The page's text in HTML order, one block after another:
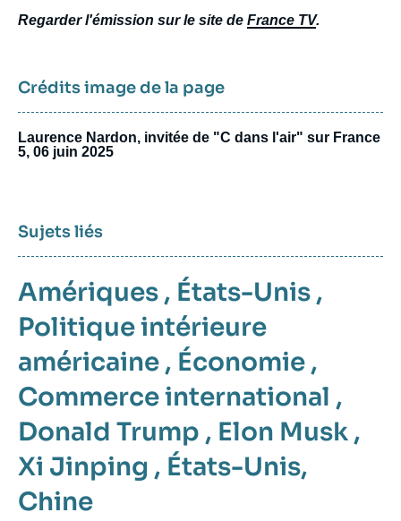
Regarder l'émission sur le site de France TV.
Crédits image de la page
Laurence Nardon, invitée de "C dans l'air" sur France
5, 06 juin 2025
Sujets liés
Amériques , États-Unis ,
Politique intérieure
américaine , Économie ,
Commerce international ,
Donald Trump , Elon Musk ,
Xi Jinping , États-Unis,
Chine